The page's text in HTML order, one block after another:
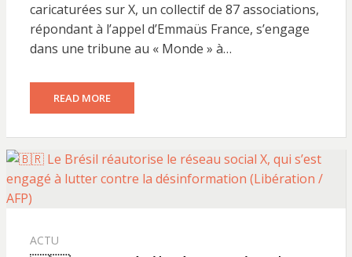
caricaturées sur X, un collectif de 87 associations,
répondant à l’appel d’Emmaüs France, s’engage
dans une tribune au « Monde » à…
READ MORE
ACTU